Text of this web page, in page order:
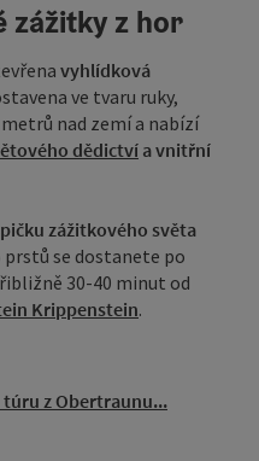
zážitky z hor
vyhlídková
ve tvaru ruky,
metrů nad zemí a nabízí
dědictvíavnitřní
zážitkového světa
prstů se dostanete po
30-40 minut od
Krippenstein.
túru z Obertraunu...